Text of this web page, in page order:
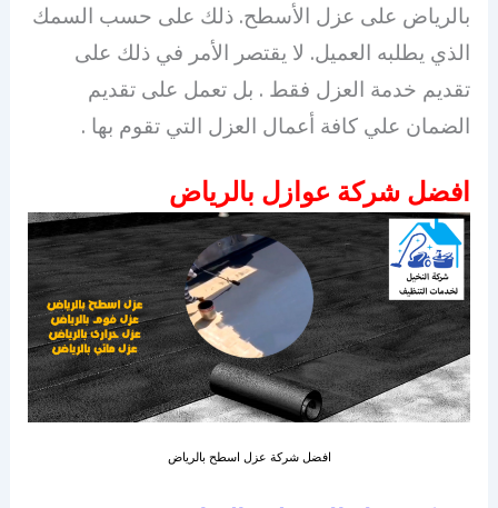
بالرياض على عزل الأسطح. ذلك على حسب السمك
الذي يطلبه العميل. لا يقتصر الأمر في ذلك على
تقديم خدمة العزل فقط . بل تعمل على تقديم
الضمان علي كافة أعمال العزل التي تقوم بها .
افضل شركة عوازل بالرياض
افضل شركة عزل اسطح بالرياض